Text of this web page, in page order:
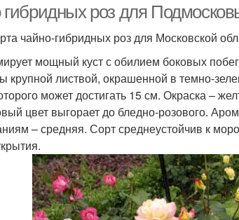
роз для
чайно-гибридных роз для Московской
мощный куст с обилием боковых
крупной листвой, окрашенной в темно-
может достигать 15 см. Окраска –
цвет выгорает до бледно-розового.
– средняя. Сорт среднеустойчив к